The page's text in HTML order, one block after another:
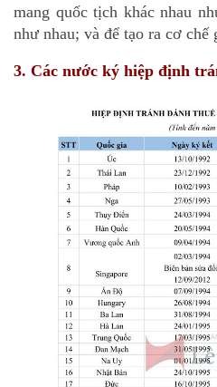
mang quốc tịch khác nhau
như nhau; và để tạo ra cơ chế
3. Các nước ký hiệp định